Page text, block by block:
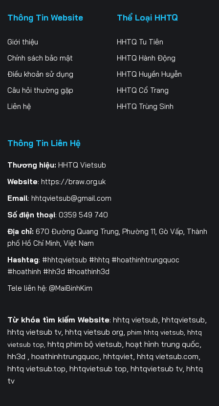
Thông Tin Website
Giới thiệu
Chính sách bảo mật
Điều khoản sử dụng
Câu hỏi thường gặp
Liên hệ
Thể Loại HHTQ
HHTQ Tu Tiên
HHTQ Hành Động
HHTQ Huyền Huyễn
HHTQ Cổ Trang
HHTQ Trùng Sinh
Thông Tin Liên Hệ
Thương hiệu: HHTQ Vietsub
Website: https://braw.org.uk
Email: hhtqvietsub@gmail.com
Số điện thoại: 0359 549 740
Địa chỉ: 670 Đường Quang Trung, Phường 11, Gò Vấp, Thành
phố Hồ Chí Minh, Việt Nam
Hashtag: #hhtqvietsub #hhtq #hoathinhtrungquoc
#hoathinh #hh3d #hoathinh3d
Tele liên hệ: @MaiBinhKim
Từ khóa tìm kiếm Website: hhtq vietsub, hhtqvietsub,
hhtq vietsub tv, hhtq vietsub org, phim hhtq vietsub, hhtq
vietsub top, hhtq phim bộ vietsub, hoạt hình trung quốc,
hh3d , hoathinhtrungquoc, hhtqviet, hhtq vietsub.com,
hhtq vietsub.top, hhtqvietsub top, hhtqvietsub tv, hhtq
tv